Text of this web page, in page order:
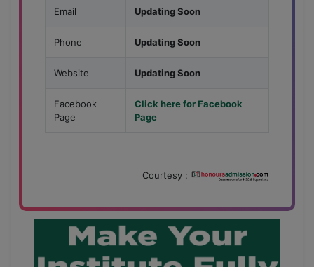
Email Updating Soon
Phone Updating Soon
Website Updating Soon
Facebook
Page
Click here for Facebook
Page
Courtesy :